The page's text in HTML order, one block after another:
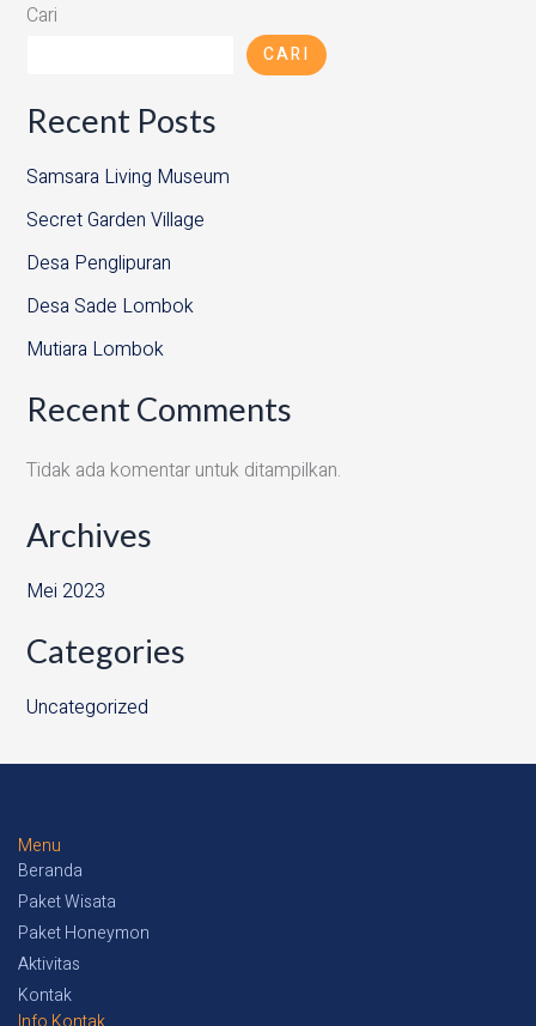
Cari
CARI
Recent Posts
Samsara Living Museum
Secret Garden Village
Desa Penglipuran
Desa Sade Lombok
Mutiara Lombok
Recent Comments
Tidak ada komentar untuk ditampilkan.
Archives
Mei 2023
Categories
Uncategorized
Menu
Beranda
Paket Wisata
Paket Honeymon
Aktivitas
Kontak